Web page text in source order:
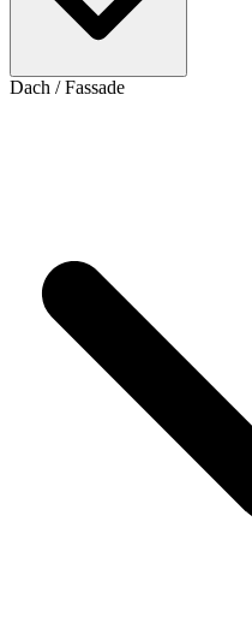
Dach / Fassade